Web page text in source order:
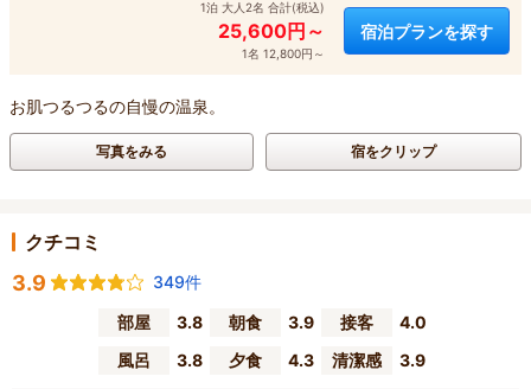
1泊 大人2名 合計(税込)
25,600円～
1名 12,800円～
宿泊プランを探す
お肌つるつるの自慢の温泉。
写真をみる 宿をクリップ
クチコミ
3.9
349件
部屋
3.8 朝食 3.9 接客
4.0
風呂
3.8 夕食 4.3 清潔感 3.9